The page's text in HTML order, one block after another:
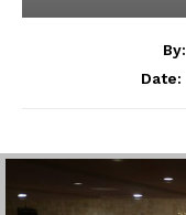
By:
Date: